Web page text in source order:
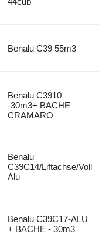
Benalu C39 55m3
Benalu C3910
-30m3+ BACHE
CRAMARO
Benalu
C39C14/Liftachse/Voll
Alu
Benalu C39C17-ALU
+ BACHE - 30m3